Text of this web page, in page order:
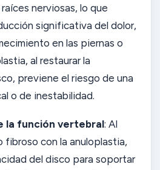
nerviosas, lo que
significativa del dolor,
en las piernas o
al restaurar la
previene el riesgo de una
o de inestabilidad.
la función vertebral: Al
fibroso con la anuloplastia,
del disco para soportar